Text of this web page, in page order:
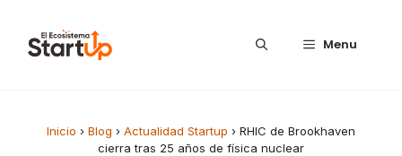
Menu
Inicio › Blog › Actualidad Startup › RHIC de Brookhaven
cierra tras 25 años de física nuclear